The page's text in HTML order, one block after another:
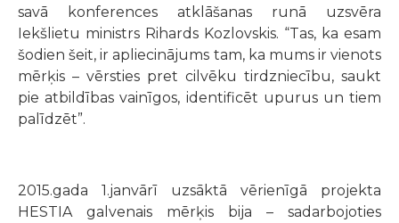
savā konferences atklāšanas runā uzsvēra
Iekšlietu ministrs Rihards Kozlovskis. “Tas, ka esam
šodien šeit, ir apliecinājums tam, ka mums ir vienots
mērķis – vērsties pret cilvēku tirdzniecību, saukt
pie atbildības vainīgos, identificēt upurus un tiem
palīdzēt”.
2015.gada 1.janvārī uzsāktā vērienīgā projekta
HESTIA galvenais mērķis bija – sadarbojoties